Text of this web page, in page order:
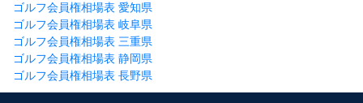
ゴルフ会員権相場表 愛知県
ゴルフ会員権相場表 岐阜県
ゴルフ会員権相場表 三重県
ゴルフ会員権相場表 静岡県
ゴルフ会員権相場表 長野県